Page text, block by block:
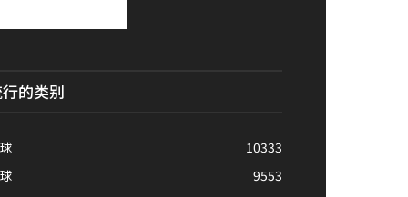
的类别
10333
9553